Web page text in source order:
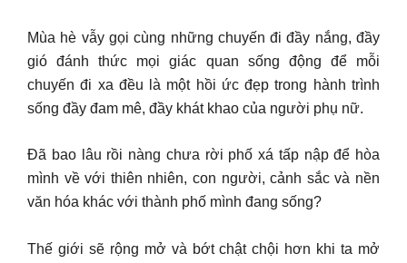
Mùa hè vẫy gọi cùng những chuyến đi đầy nắng, đầy
gió đánh thức mọi giác quan sống động để mỗi
chuyến đi xa đều là một hồi ức đẹp trong hành trình
sống đầy đam mê, đầy khát khao của người phụ nữ.
Đã bao lâu rồi nàng chưa rời phố xá tấp nập để hòa
mình về với thiên nhiên, con người, cảnh sắc và nền
văn hóa khác với thành phố mình đang sống?
Thế giới sẽ rộng mở và bớt chật chội hơn khi ta mở